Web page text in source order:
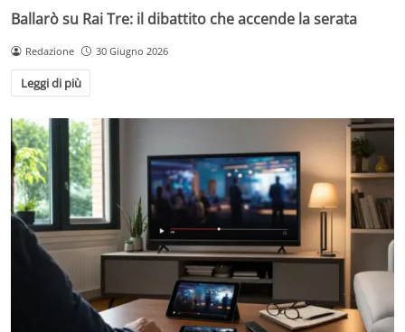
Ballarò su Rai Tre: il dibattito che accende la serata
Redazione 30 Giugno 2026
Leggi di più